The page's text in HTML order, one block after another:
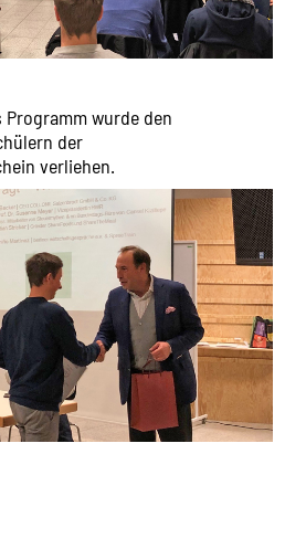
wurde den
der
verliehen.